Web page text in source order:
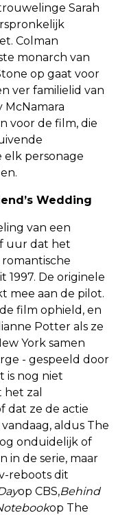
Sarah
Colman
monarch van
op gaat voor
ver familielid van
McNamara
voor de film, die
elk personage
Wedding
van een
uur dat het
1997. De originele
mee aan de pilot.
film ophield, en
Potter als ze
York samen
- gespeeld door
is nog niet
zal
dat ze de actie
aldus The
onduidelijk of
in de serie, maar
reboots dit
op CBS,Behind
op The